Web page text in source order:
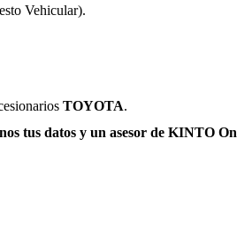
Vehicular).
TOYOTA.
tus datos y un asesor de KINTO